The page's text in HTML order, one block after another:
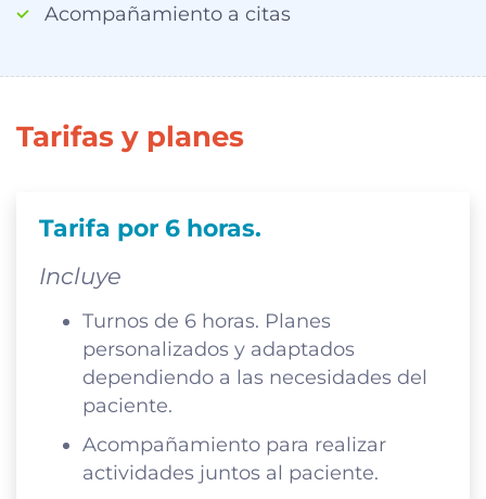
Acompañamiento a citas
Tarifas y planes
Tarifa por 6 horas.
Incluye
Turnos de 6 horas. Planes
personalizados y adaptados
dependiendo a las necesidades del
paciente.
Acompañamiento para realizar
actividades juntos al paciente.